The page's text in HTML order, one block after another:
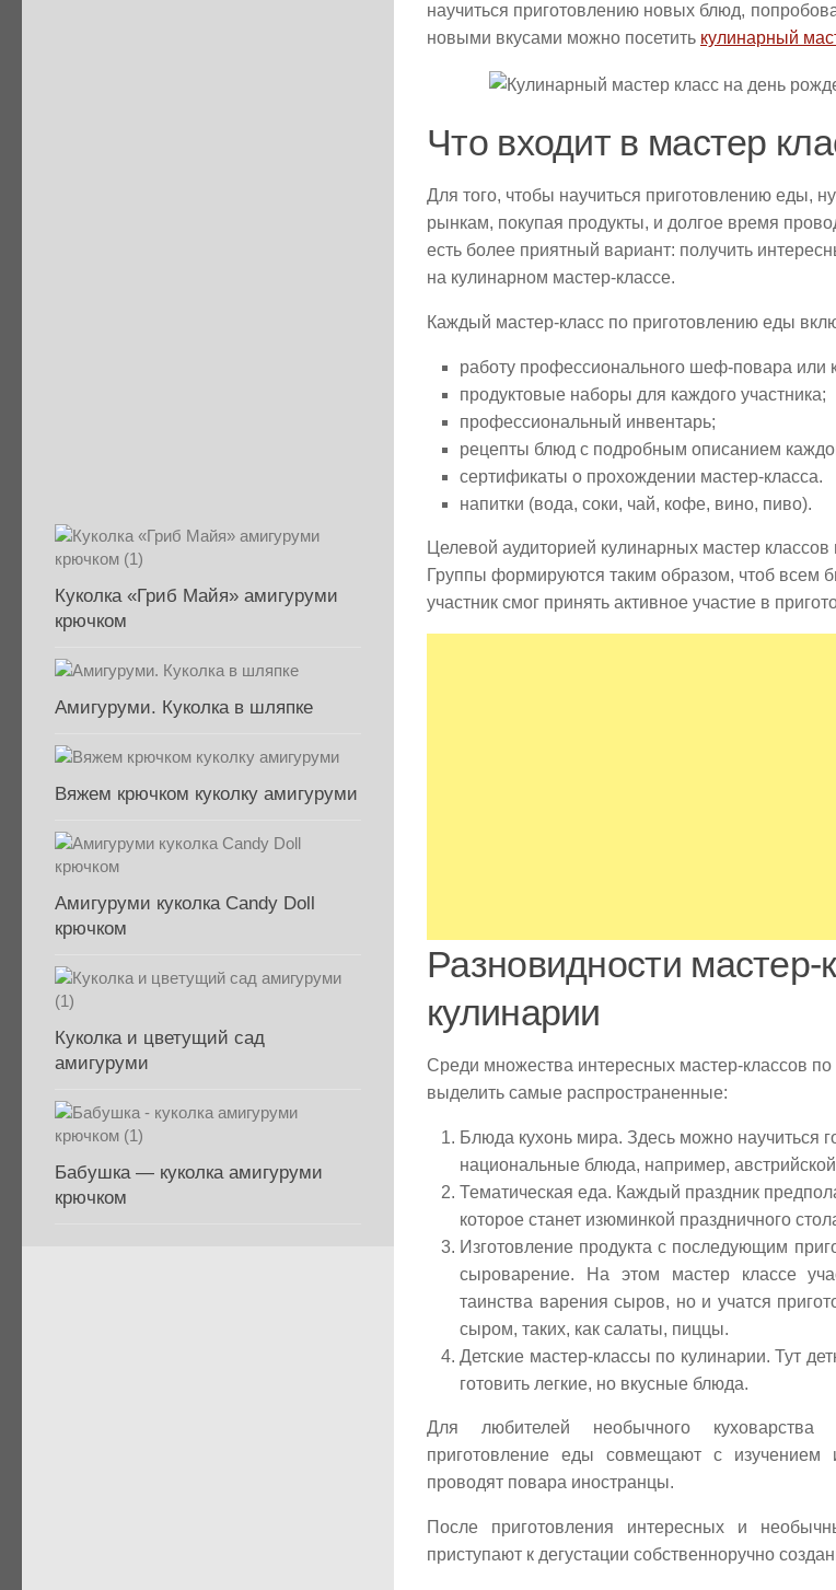
научиться приготовлению новых блюд,
новыми вкусами можно посетить кулинарный
Что входит в мастер
Для того, чтобы научиться приготовлению еды,
рынкам, покупая продукты, и долгое время
есть более приятный вариант: получить
на кулинарном мастер-классе.
Каждый мастер-класс по приготовлению еды
работу профессионального шеф-повара или
продуктовые наборы для каждого участника;
профессиональный инвентарь;
рецепты блюд с подробным описанием
сертификаты о прохождении мастер-класса.
напитки (вода, соки, чай, кофе, вино, пиво).
Целевой аудиторией кулинарных мастер классов
Группы формируются таким образом, чтоб всем
участник смог принять активное участие в
Разновидности мастер-
кулинарии
Среди множества интересных мастер-классов
выделить самые распространенные:
Блюда кухонь мира. Здесь можно научиться
национальные блюда, например,
Тематическая еда. Каждый праздник
которое станет изюминкой праздничного
Изготовление продукта с последующим
сыроварение. На этом мастер классе
таинства варения сыров, но и учатся
сыром, таких, как салаты, пиццы.
Детские мастер-классы по кулинарии. Тут
готовить легкие, но вкусные блюда.
Для любителей необычного куховарства
приготовление еды совмещают с изучением
проводят повара иностранцы.
После приготовления интересных и
приступают к дегустации собственноручно
Куколка «Гриб Майя» амигуруми
крючком
Амигуруми. Куколка в шляпке
Вяжем крючком куколку амигуруми
Амигуруми куколка Candy Doll
крючком
Куколка и цветущий сад
амигуруми
Бабушка — куколка амигуруми
крючком